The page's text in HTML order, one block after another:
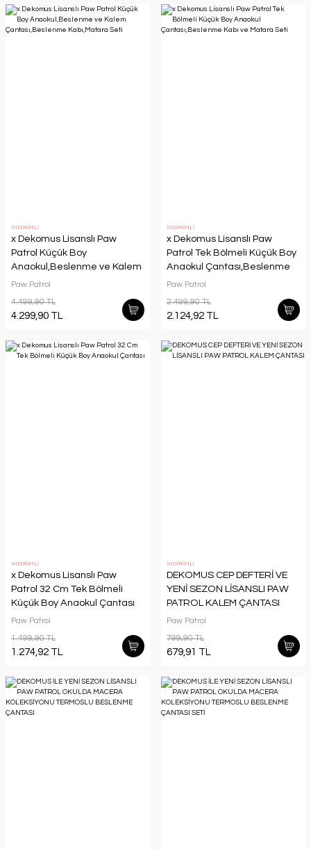
İNDİRİMLİ
x Dekomus Lisanslı Paw
Patrol Küçük Boy
Anaokul,Beslenme ve Kalem
Çantası,Beslenme
Paw Patrol
4.499,90 TL
4.299,90 TL
İNDİRİMLİ
x Dekomus Lisanslı Paw
Patrol Tek Bölmeli Küçük Boy
Anaokul Çantası,Beslenme
Kabı ve Matara Seti
Paw Patrol
2.499,90 TL
2.124,92 TL
İNDİRİMLİ
x Dekomus Lisanslı Paw
Patrol 32 Cm Tek Bölmeli
Küçük Boy Anaokul Çantası
Paw Patrol
1.499,90 TL
1.274,92 TL
İNDİRİMLİ
DEKOMUS CEP DEFTERİ VE
YENİ SEZON LİSANSLI PAW
PATROL KALEM ÇANTASI
Paw Patrol
799,90 TL
679,91 TL